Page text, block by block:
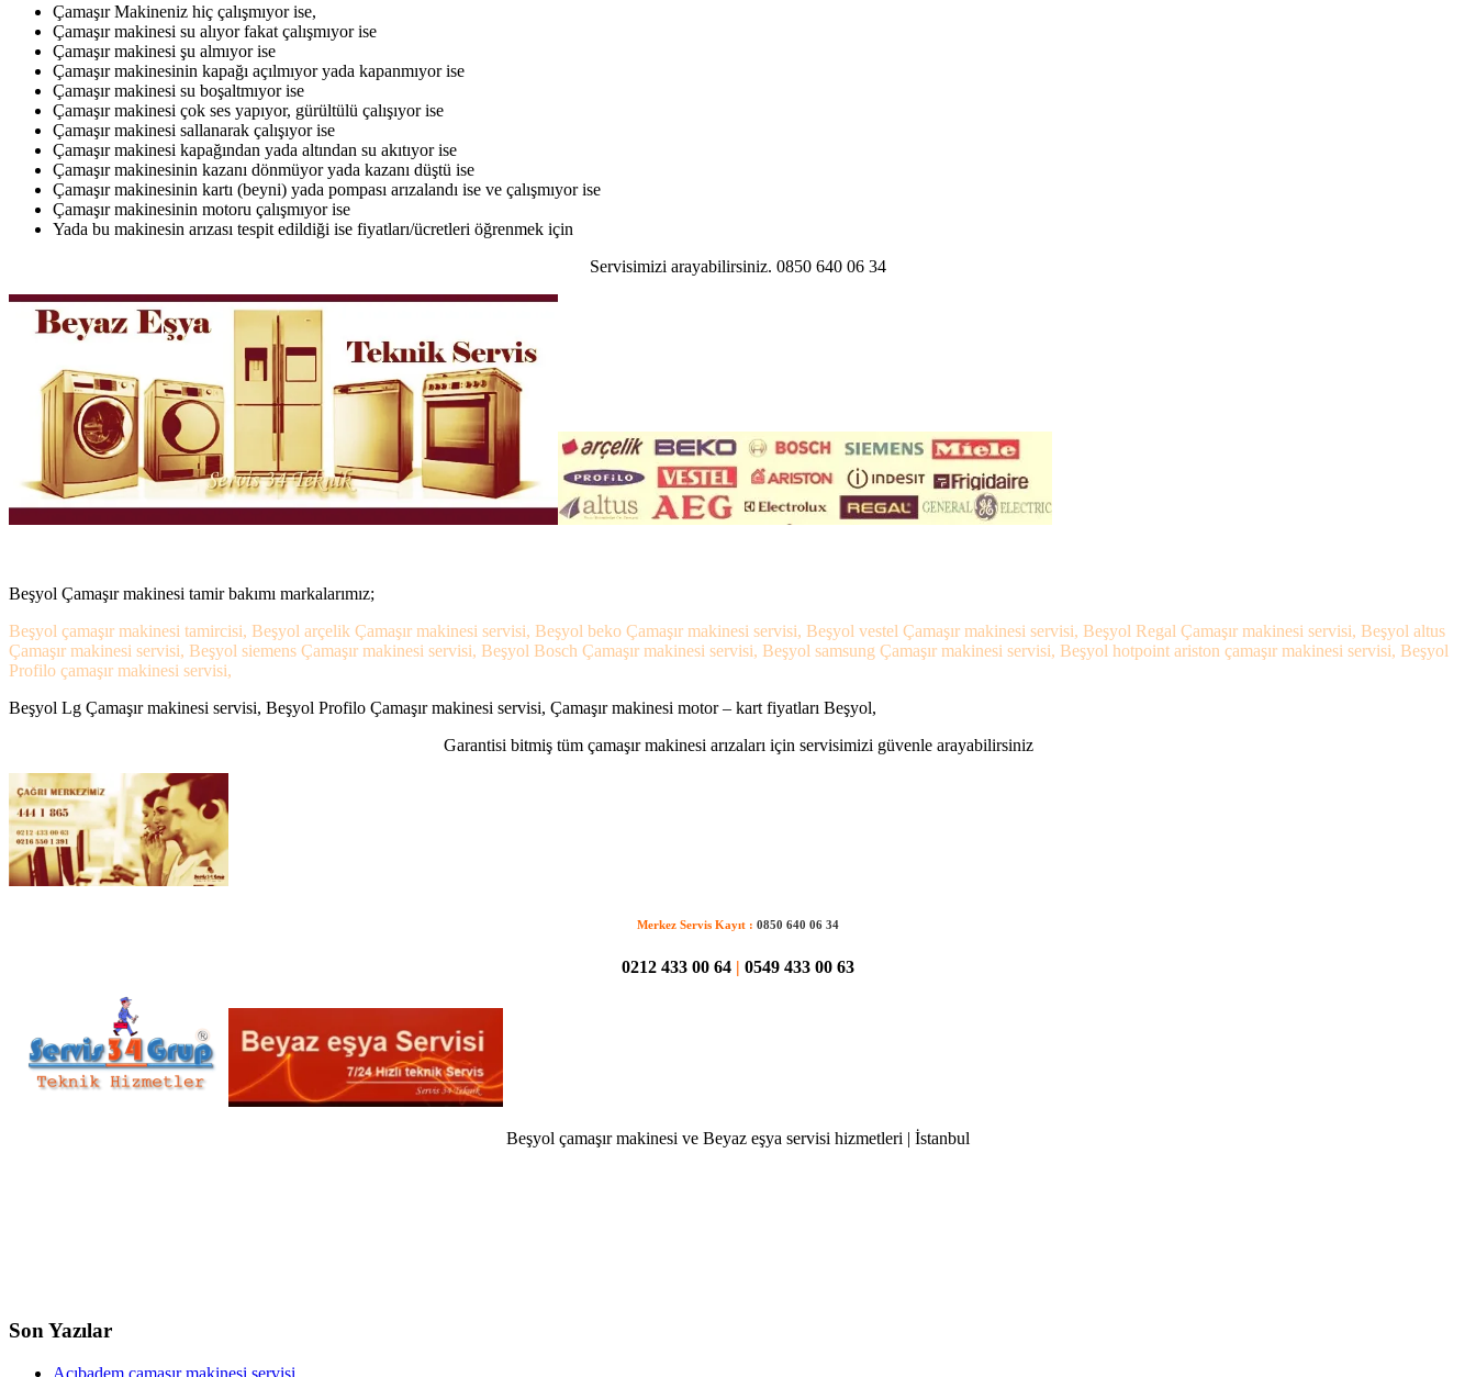
Çamaşır Makineniz hiç çalışmıyor ise,
Çamaşır makinesi su alıyor fakat çalışmıyor ise
Çamaşır makinesi şu almıyor ise
Çamaşır makinesinin kapağı açılmıyor yada kapanmıyor ise
Çamaşır makinesi su boşaltmıyor ise
Çamaşır makinesi çok ses yapıyor, gürültülü çalışıyor ise
Çamaşır makinesi sallanarak çalışıyor ise
Çamaşır makinesi kapağından yada altından su akıtıyor ise
Çamaşır makinesinin kazanı dönmüyor yada kazanı düştü ise
Çamaşır makinesinin kartı (beyni) yada pompası arızalandı ise ve çalışmıyor ise
Çamaşır makinesinin motoru çalışmıyor ise
Yada bu makinesin arızası tespit edildiği ise fiyatları/ücretleri öğrenmek için
Servisimizi arayabilirsiniz. 0850 640 06 34
Beşyol Çamaşır makinesi tamir bakımı markalarımız;
Beşyol çamaşır makinesi tamircisi, Beşyol arçelik Çamaşır makinesi servisi, Beşyol beko Çamaşır makinesi servisi, Beşyol vestel Çamaşır makinesi servisi, Beşyol Regal Çamaşır makinesi servisi, Beşyol altus
Çamaşır makinesi servisi, Beşyol siemens Çamaşır makinesi servisi, Beşyol Bosch Çamaşır makinesi servisi, Beşyol samsung Çamaşır makinesi servisi, Beşyol hotpoint ariston çamaşır makinesi servisi, Beşyol
Profilo çamaşır makinesi servisi,
Beşyol Lg Çamaşır makinesi servisi, Beşyol Profilo Çamaşır makinesi servisi, Çamaşır makinesi motor – kart fiyatları Beşyol,
Garantisi bitmiş tüm çamaşır makinesi arızaları için servisimizi güvenle arayabilirsiniz
Merkez Servis Kayıt : 0850 640 06 34
0212 433 00 64 0549 433 00 63
Beşyol çamaşır makinesi ve Beyaz eşya servisi hizmetleri | İstanbul
Son Yazılar
Acıbadem çamaşır makinesi servisi